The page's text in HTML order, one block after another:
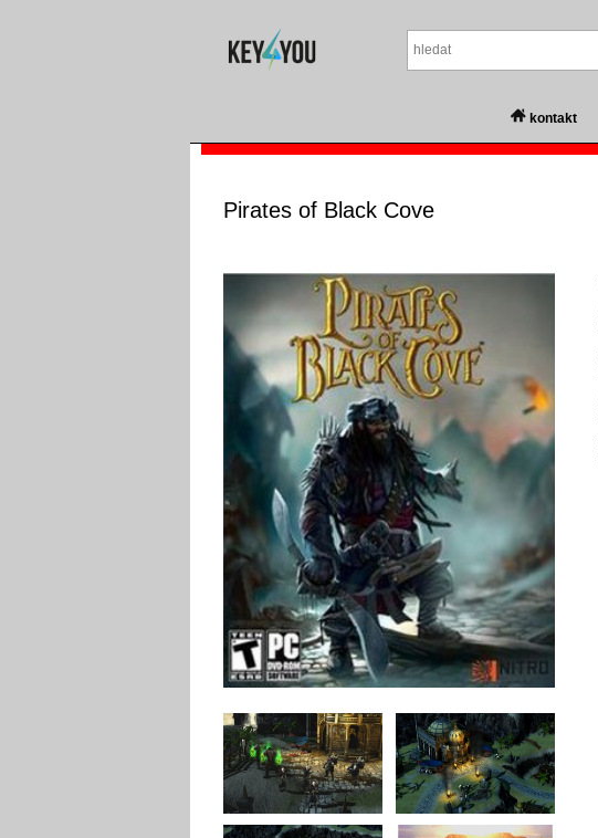
kontakt
Pirates of Black Cove